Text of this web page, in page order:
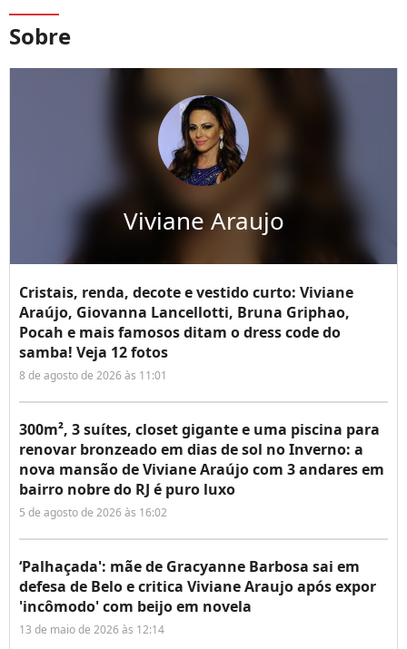
Sobre
Viviane Araujo
Cristais, renda, decote e vestido curto: Viviane
Araújo, Giovanna Lancellotti, Bruna Griphao,
Pocah e mais famosos ditam o dress code do
samba! Veja 12 fotos
8 de agosto de 2026 às 11:01
300m², 3 suítes, closet gigante e uma piscina para
renovar bronzeado em dias de sol no Inverno: a
nova mansão de Viviane Araújo com 3 andares em
bairro nobre do RJ é puro luxo
5 de agosto de 2026 às 16:02
‘Palhaçada': mãe de Gracyanne Barbosa sai em
defesa de Belo e critica Viviane Araujo após expor
'incômodo' com beijo em novela
13 de maio de 2026 às 12:14